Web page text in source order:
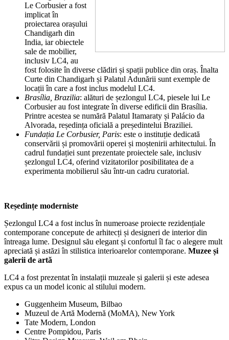
Le Corbusier a fost
implicat în
proiectarea orașului
Chandigarh din
India, iar obiectele
sale de mobilier,
inclusiv LC4, au
fost folosite în diverse clădiri și spații publice din oraș. Înalta
Curte din Chandigarh și Palatul Adunării sunt exemple de
locații în care a fost inclus modelul LC4.
Brasília, Brazilia: alături de șezlongul LC4, piesele lui Le
Corbusier au fost integrate în diverse edificii din Brasília.
Printre acestea se numără Palatul Itamaraty și Palácio da
Alvorada, reședința oficială a președintelui Braziliei.
Fundația Le Corbusier, Paris: este o instituție dedicată
conservării și promovării operei și moștenirii arhitectului. În
cadrul fundației sunt prezentate proiectele sale, inclusiv
șezlongul LC4, oferind vizitatorilor posibilitatea de a
experimenta mobilierul său într-un cadru curatorial.
Reședințe moderniste
Șezlongul LC4 a fost inclus în numeroase proiecte rezidențiale
contemporane concepute de arhitecți și designeri de interior din
întreaga lume. Designul său elegant și confortul îl fac o alegere mult
apreciată și astăzi în stilistica interioarelor contemporane. Muzee și
galerii de artă
LC4 a fost prezentat în instalații muzeale și galerii și este adesea
expus ca un model iconic al stilului modern.
Guggenheim Museum, Bilbao
Muzeul de Artă Modernă (MoMA), New York
Tate Modern, London
Centre Pompidou, Paris